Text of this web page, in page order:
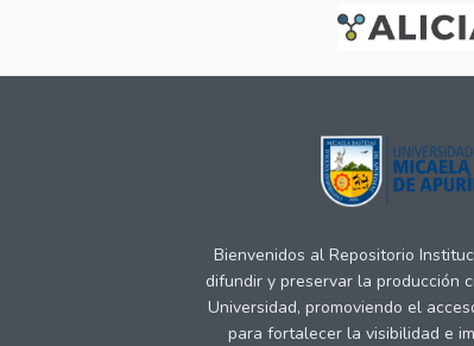
Bienvenidos al Repositorio
difundir y preservar la producción
Universidad, promoviendo el
para fortalecer la visibilidad e